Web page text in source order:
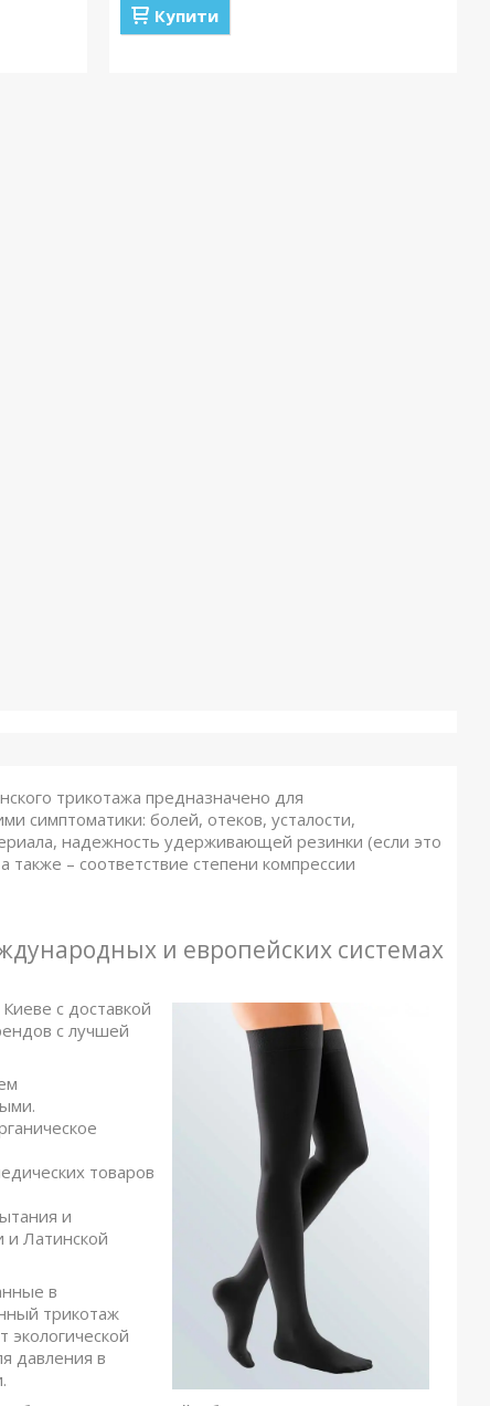
Купити
трикотажа предназначено для
симптоматики: болей, отеков, усталости,
надежность удерживающей резинки (если это
– соответствие степени компрессии
и европейских системах
с доставкой
с лучшей
товаров
и
Латинской
в
трикотаж
экологической
давления в